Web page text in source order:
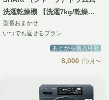
洗濯乾燥機 【洗濯7kg/乾燥
3.5kg】除菌・消臭機能搭載モ
デル
型番おまかせ
いつでも返せるプラン
あとから購入可能
8,000 円/月〜